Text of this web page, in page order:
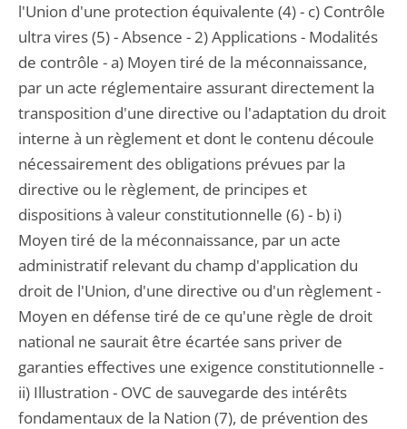
l'Union d'une protection équivalente (4) - c) Contrôle
ultra vires (5) - Absence - 2) Applications - Modalités
de contrôle - a) Moyen tiré de la méconnaissance,
par un acte réglementaire assurant directement la
transposition d'une directive ou l'adaptation du droit
interne à un règlement et dont le contenu découle
nécessairement des obligations prévues par la
directive ou le règlement, de principes et
dispositions à valeur constitutionnelle (6) - b) i)
Moyen tiré de la méconnaissance, par un acte
administratif relevant du champ d'application du
droit de l'Union, d'une directive ou d'un règlement -
Moyen en défense tiré de ce qu'une règle de droit
national ne saurait être écartée sans priver de
garanties effectives une exigence constitutionnelle -
ii) Illustration - OVC de sauvegarde des intérêts
fondamentaux de la Nation (7), de prévention des